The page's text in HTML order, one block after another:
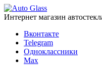
Интернет магазин
Вконтакте
Telegram
Одноклассники
Max